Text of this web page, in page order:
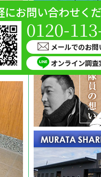
にお問い合わせく
0120-
メールでのお
オンライン調査